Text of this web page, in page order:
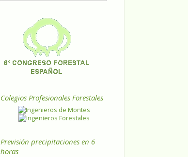
Colegios Profesionales Forestales
Previsión precipitaciones en 6
horas